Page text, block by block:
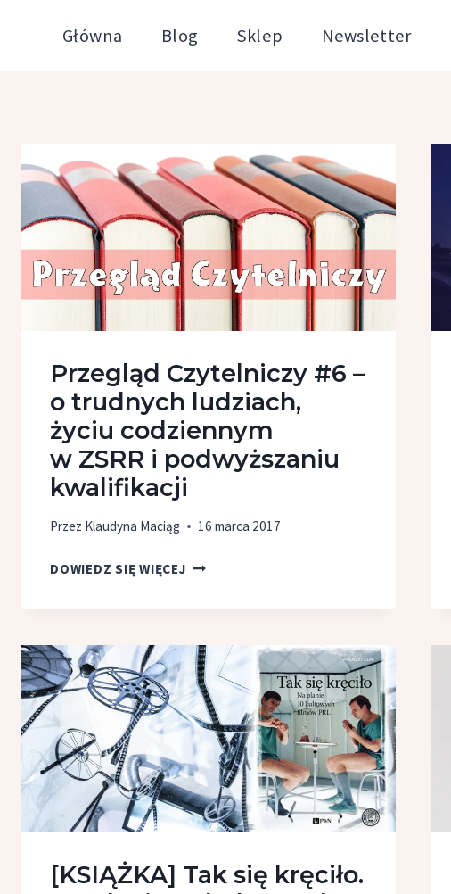
Główna Blog Sklep Newsletter
Przegląd Czytelniczy #6 –
o trudnych ludziach,
życiu codziennym
w ZSRR i podwyższaniu
kwalifikacji
Przez Klaudyna Maciąg 16 marca 2017
DOWIEDZ SIĘ WIĘCEJPRZEGLĄD
O TRUDNYCH
LUDZIACH,
ŻYCIU
CODZIENNYM
W ZSRR
I PODWYŻSZANIU
KWALIFIKACJI
[KSIĄŻKA] Tak się kręciło.